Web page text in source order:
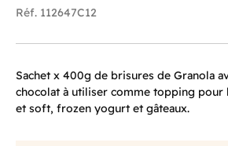
Réf. 112647C12
Sachet x 400g de brisures de Granola
chocolat à utiliser comme topping pour
et soft, frozen yogurt et gâteaux.